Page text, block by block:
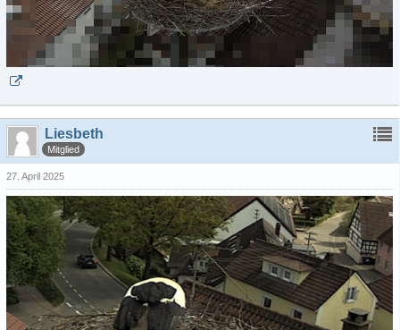
Liesbeth
Mitglied
27. April 2025